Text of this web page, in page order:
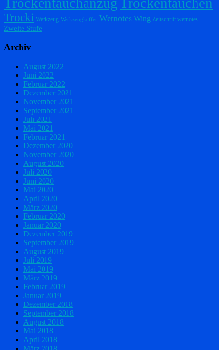
Trocki Werkzeug Werkzeugkoffer Wetnotes Wing Zeitschrift wetnotes
Zweite Stufe
Archiv
August 2022
Juni 2022
Februar 2022
Dezember 2021
November 2021
September 2021
Juli 2021
Mai 2021
Februar 2021
Dezember 2020
November 2020
August 2020
Juli 2020
Juni 2020
Mai 2020
April 2020
März 2020
Februar 2020
Januar 2020
Dezember 2019
September 2019
August 2019
Juli 2019
Mai 2019
März 2019
Februar 2019
Januar 2019
Dezember 2018
September 2018
August 2018
Mai 2018
April 2018
März 2018